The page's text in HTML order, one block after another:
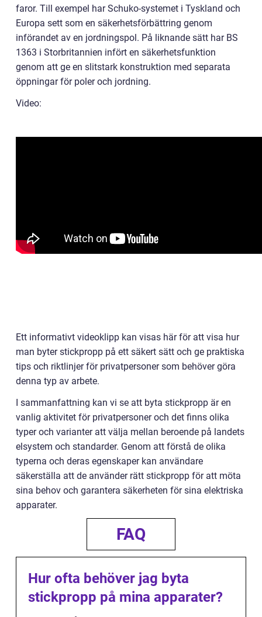
faror. Till exempel har Schuko-systemet i Tyskland och
Europa sett som en säkerhetsförbättring genom
införandet av en jordningspol. På liknande sätt har BS
1363 i Storbritannien infört en säkerhetsfunktion
genom att ge en slitstark konstruktion med separata
öppningar för poler och jordning.
Video:
Ett informativt videoklipp kan visas här för att visa hur
man byter stickpropp på ett säkert sätt och ge praktiska
tips och riktlinjer för privatpersoner som behöver göra
denna typ av arbete.
I sammanfattning kan vi se att byta stickpropp är en
vanlig aktivitet för privatpersoner och det finns olika
typer och varianter att välja mellan beroende på landets
elsystem och standarder. Genom att förstå de olika
typerna och deras egenskaper kan användare
säkerställa att de använder rätt stickpropp för att möta
sina behov och garantera säkerheten för sina elektriska
apparater.
FAQ
Hur ofta behöver jag byta
stickpropp på mina apparater?